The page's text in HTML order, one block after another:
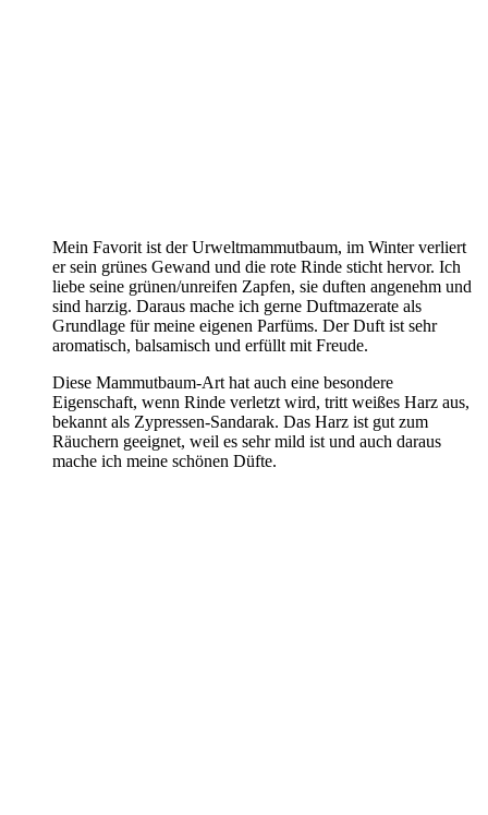
Mein Favorit ist der Urweltmammutbaum, im Winter verliert
er sein grünes Gewand und die rote Rinde sticht hervor. Ich
liebe seine grünen/unreifen Zapfen, sie duften angenehm und
sind harzig. Daraus mache ich gerne Duftmazerate als
Grundlage für meine eigenen Parfüms. Der Duft ist sehr
aromatisch, balsamisch und erfüllt mit Freude.
Diese Mammutbaum-Art hat auch eine besondere
Eigenschaft, wenn Rinde verletzt wird, tritt weißes Harz aus,
bekannt als Zypressen-Sandarak. Das Harz ist gut zum
Räuchern geeignet, weil es sehr mild ist und auch daraus
mache ich meine schönen Düfte.